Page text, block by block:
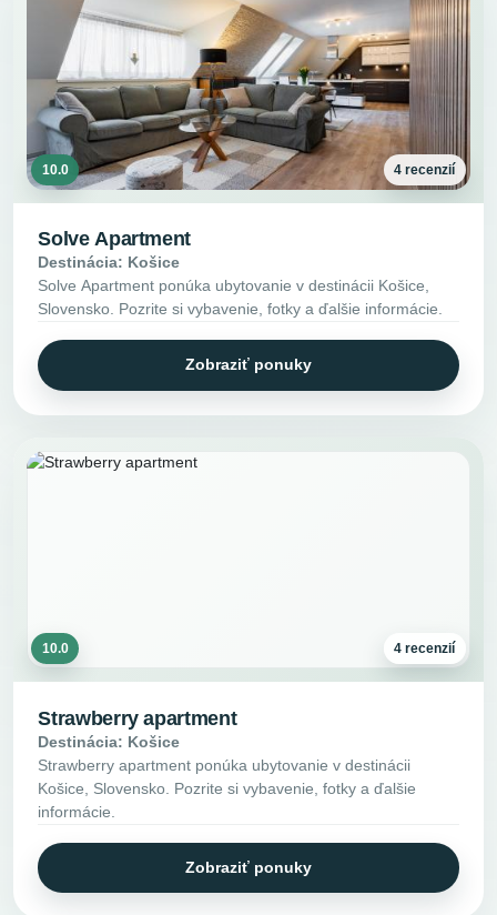
10.0 4 recenzií
Solve Apartment
Destinácia: Košice
Solve Apartment ponúka ubytovanie v destinácii Košice,
Slovensko. Pozrite si vybavenie, fotky a ďalšie informácie.
Zobraziť ponuky
10.0 4 recenzií
Strawberry apartment
Destinácia: Košice
Strawberry apartment ponúka ubytovanie v destinácii
Košice, Slovensko. Pozrite si vybavenie, fotky a ďalšie
informácie.
Zobraziť ponuky